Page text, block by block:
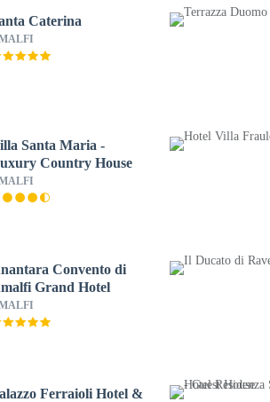
Caterina
Santa Maria -
Country House
Convento di
Grand Hotel
Ferraioli Hotel &